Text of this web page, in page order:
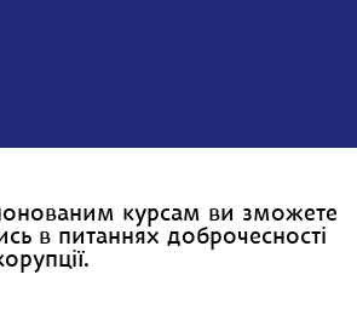
курсам ви зможете
в питаннях доброчесності